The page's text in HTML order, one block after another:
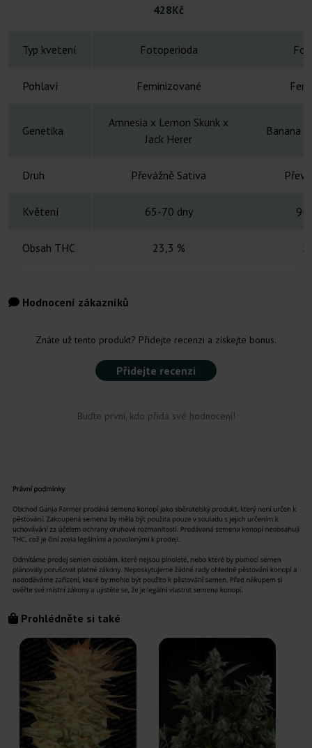
428Kč
Typ kvetení Fotoperioda
Pohlaví Feminizované
Genetika
Amnesia x Lemon Skunk x
Jack Herer
Banana
Druh Převážně Sativa
Květení 65-70 dny 9-
Obsah THC 23,3 %
Hodnocení zákazníků
Znáte už tento produkt? Přidejte recenzi a získejte bonus.
Přidejte recenzi
Buďte první, kdo přidá své hodnocení!
Prohlédněte si také